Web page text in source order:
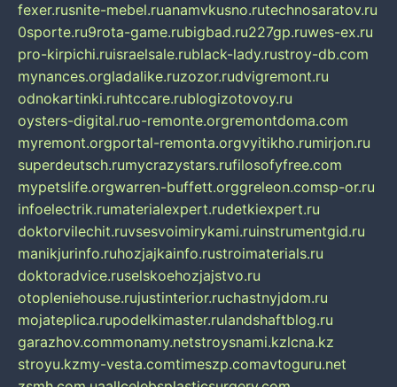
fexer.rusnite-mebel.ruanamvkusno.rutechnosaratov.ru
0sporte.ru9rota-game.rubigbad.ru227gp.ruwes-ex.ru
pro-kirpichi.ruisraelsale.rublack-lady.rustroy-db.com
mynances.orgladalike.ruzozor.rudvigremont.ru
odnokartinki.ruhtccare.rublogizotovoy.ru
oysters-digital.ruo-remonte.orgremontdoma.com
myremont.orgportal-remonta.orgvyitikho.rumirjon.ru
superdeutsch.rumycrazystars.rufilosofyfree.com
mypetslife.orgwarren-buffett.orggreleon.comsp-or.ru
infoelectrik.rumaterialexpert.rudetkiexpert.ru
doktorvilechit.ruvsesvoimirykami.ruinstrumentgid.ru
manikjurinfo.ruhozjajkainfo.rustroimaterials.ru
doktoradvice.ruselskoehozjajstvo.ru
otopleniehouse.rujustinterior.ruchastnyjdom.ru
mojateplica.rupodelkimaster.rulandshaftblog.ru
garazhov.commonamy.netstroysnami.kzlcna.kz
stroyu.kzmy-vesta.comtimeszp.comavtoguru.net